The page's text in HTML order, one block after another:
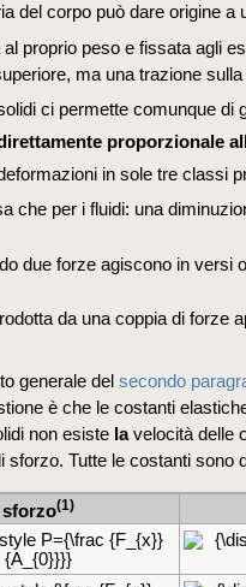
del corpo può dare origine
proprio peso e fissata agli
ma una trazione
ci permette comunque
proporzionale
in sole tre classi
che per i fluidi: una
due forze agiscono in versi
da una coppia di forze
generale del secondo
è che le costanti
non esiste lavelocità delle
sforzo. Tutte le costanti
sforzo(1)